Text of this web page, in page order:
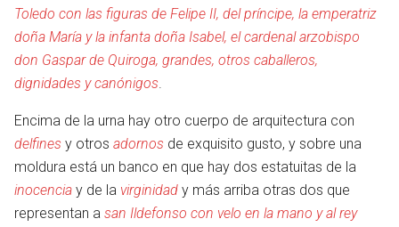
Toledo con las figuras de Felipe II, del príncipe, la emperatriz
doña María y la infanta doña Isabel, el cardenal arzobispo
don Gaspar de Quiroga, grandes, otros caballeros,
dignidades y canónigos.
Encima de la urna hay otro cuerpo de arquitectura con
delfines y otros adornos de exquisito gusto, y sobre una
moldura está un banco en que hay dos estatuitas de la
inocencia y de la virginidad y más arriba otras dos que
representan a san Ildefonso con velo en la mano y al rey